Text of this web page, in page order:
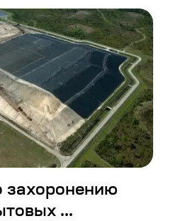
захоронению
...